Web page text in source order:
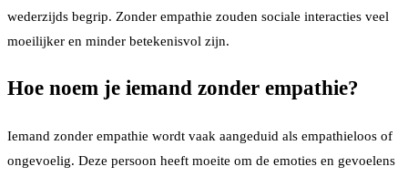
wederzijds begrip. Zonder empathie zouden sociale interacties veel
moeilijker en minder betekenisvol zijn.
Hoe noem je iemand zonder empathie?
Iemand zonder empathie wordt vaak aangeduid als empathieloos of
ongevoelig. Deze persoon heeft moeite om de emoties en gevoelens